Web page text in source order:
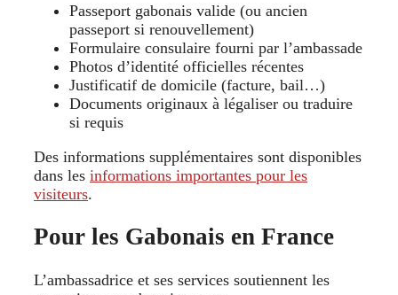
Passeport gabonais valide (ou ancien
passeport si renouvellement)
Formulaire consulaire fourni par l’ambassade
Photos d’identité officielles récentes
Justificatif de domicile (facture, bail…)
Documents originaux à légaliser ou traduire
si requis
Des informations supplémentaires sont disponibles
dans les informations importantes pour les
visiteurs.
Pour les Gabonais en France
L’ambassadrice et ses services soutiennent les